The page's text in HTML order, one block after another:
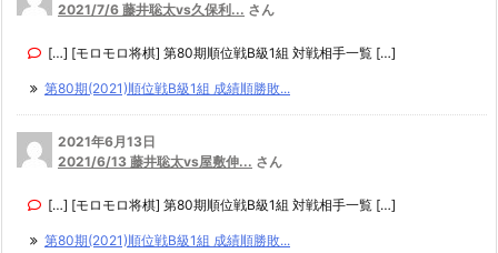
2021/7/6 藤井聡太vs久保利... さん
[…] [モロモロ将棋] 第80期順位戦B級1組 対戦相手一覧 […]
第80期(2021)順位戦B級1組 成績順勝敗...
2021年6月13日
2021/6/13 藤井聡太vs屋敷伸... さん
[…] [モロモロ将棋] 第80期順位戦B級1組 対戦相手一覧 […]
第80期(2021)順位戦B級1組 成績順勝敗...